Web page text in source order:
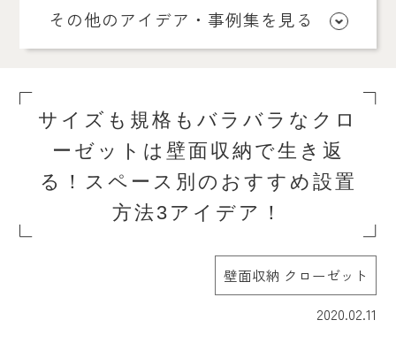
その他のアイデア・事例集を見る
サイズも規格もバラバラなクロ
ーゼットは壁面収納で生き返
る！スペース別のおすすめ設置
方法3アイデア！
壁面収納 クローゼット
2020.02.11